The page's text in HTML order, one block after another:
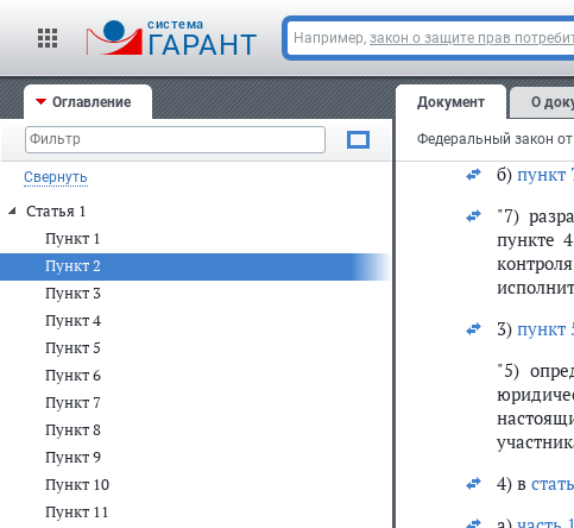
cистема
ГАРАНТ Например, закон о защите прав
Оглавление
Свернуть
Статья 1
Пункт 1
Пункт 2
Пункт 3
Пункт 4
Пункт 5
Пункт 6
Пункт 7
Пункт 8
Пункт 9
Пункт 10
Пункт 11
Документ О
1)часть
2) в
а) в
слова
б) пункт
"7)
пункте
3) пункт
"5)
4) в